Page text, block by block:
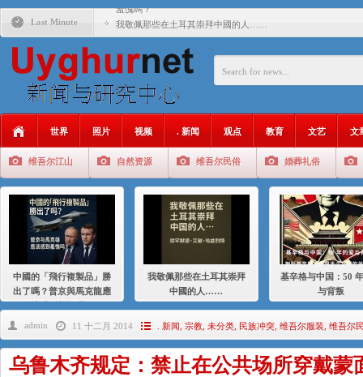
Last Minute
羞愧嗎？
我敬佩那些在土耳其崇拜中國的人……
基辛格与中国：50 年的爱与背叛
年的百年關係
大一统情结使魏京生失去理智 / 伊利夏提
伊利夏提：在自责与内疚中的挣扎
伊利夏提：消失在集中营的红衣女孩
伊利夏提：维吾尔种族灭绝
世界 照片 视频 . 新闻 观点 教育 文艺 文
维吾尔江山 自然资源 维吾尔民俗 婚葬礼俗
中國的「飛行複製品」勝
出了嗎？普京與馬克龍應
我敬佩那些在土耳其崇拜
中國的人……
基辛格与中国：50
与背叛
admin 11 十二月 2014 . 新闻 宗教 未分类 民族冲突 维吾尔服装 维吾尔
乌鲁木齐规定：禁止在公共场所穿戴蒙